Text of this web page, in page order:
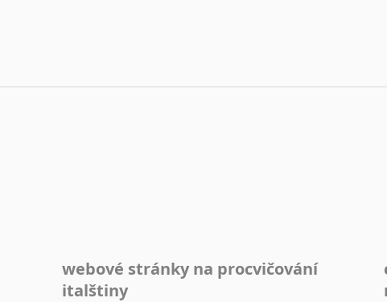
webové stránky na procvičování
italštiny